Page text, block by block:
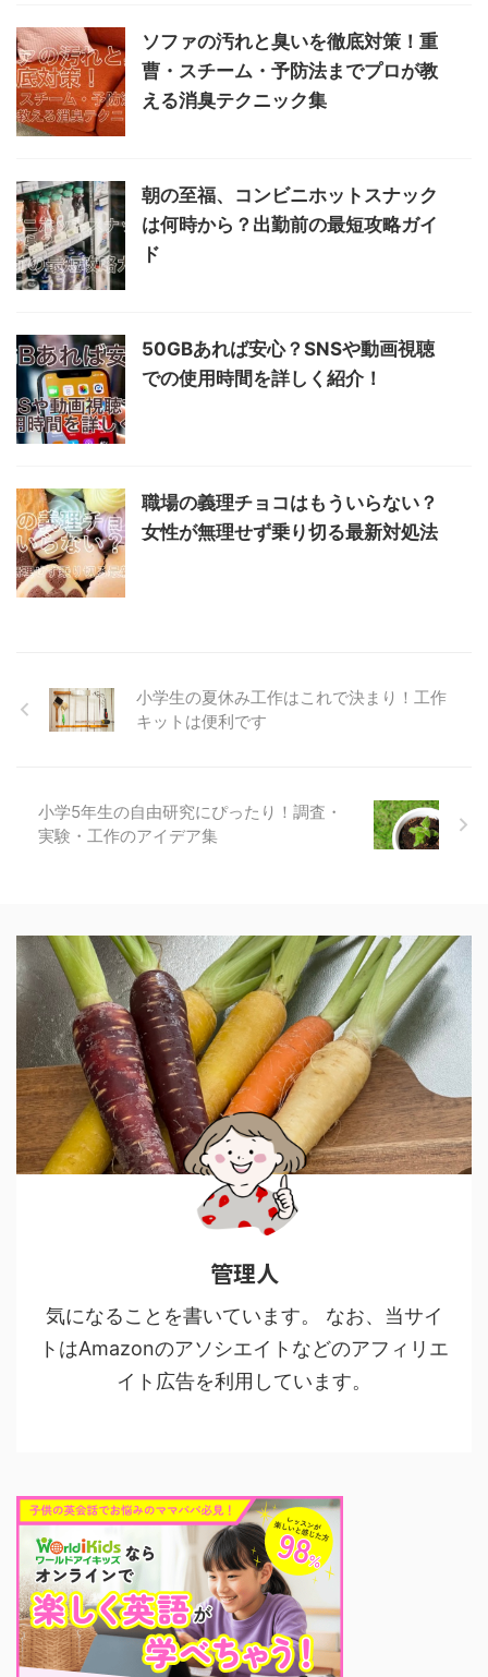
ソファの汚れと臭いを徹底対策！重
曹・スチーム・予防法までプロが教
える消臭テクニック集
朝の至福、コンビニホットスナック
は何時から？出勤前の最短攻略ガイ
ド
50GBあれば安心？SNSや動画視聴
での使用時間を詳しく紹介！
職場の義理チョコはもういらない？
女性が無理せず乗り切る最新対処法
小学生の夏休み工作はこれで決まり！工作
キットは便利です
小学5年生の自由研究にぴったり！調査・
実験・工作のアイデア集
管理人
気になることを書いています。 なお、当サイ
トはAmazonのアソシエイトなどのアフィリエ
イト広告を利用しています。